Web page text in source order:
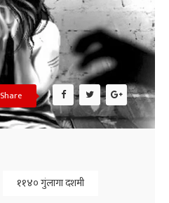
Share
११४० गुंलागा दशमी